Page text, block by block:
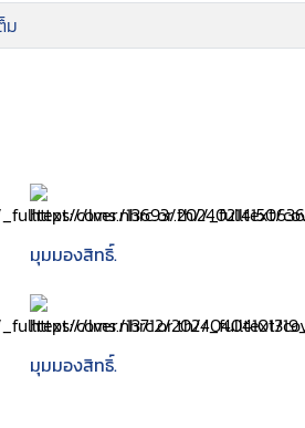
ม
มุมมองสิทธิ์.
มุมมองสิทธิ์.